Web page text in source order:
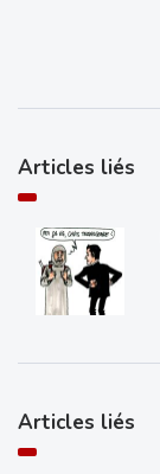
Articles liés
Articles liés